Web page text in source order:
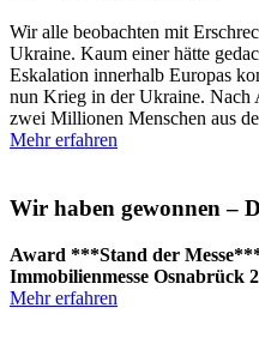
Wir alle beobachten mit
Ukraine. Kaum einer hätte
Eskalation innerhalb Europas
nun Krieg in der Ukraine. Nach
zwei Millionen Menschen aus
Mehr erfahren
Wir haben gewonnen –
Award ***Stand der
Immobilienmesse Osnabrück
Mehr erfahren